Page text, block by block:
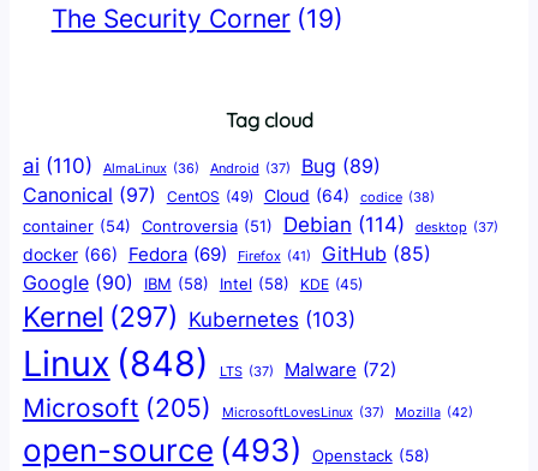
The Security Corner (19)
Tag cloud
ai (110) AlmaLinux (36) Android (37) Bug (89)
Canonical (97) CentOS (49) Cloud (64) codice (38)
container (54) Controversia (51) Debian (114) desktop (37)
docker (66) Fedora (69) Firefox (41) GitHub (85)
Google (90) IBM (58) Intel (58) KDE (45)
Kernel (297) Kubernetes (103)
Linux (848) LTS (37) Malware (72)
Microsoft (205) MicrosoftLovesLinux (37) Mozilla (42)
open-source (493) Openstack (58)